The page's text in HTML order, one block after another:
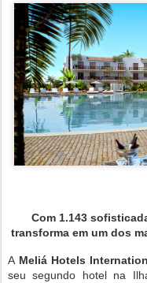
Com 1.143
transforma em um dos
A Meliá Hotels
seu segundo hotel na